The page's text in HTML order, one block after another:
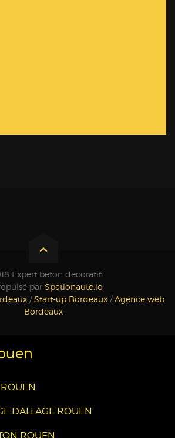
Expert beton decoratif.
par Spationaute.io
/Start-up Bordeaux /Agence web
Bordeaux
DALLAGE ROUEN
ROUEN